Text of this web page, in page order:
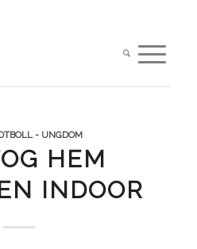
- UNGDOM
HEM
INDOOR